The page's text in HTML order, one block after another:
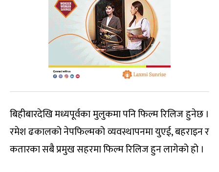
बिहीबारदेखि मध्यपूर्वका मुलुकमा पनि फिल्म रिलिज हुनेछ ।
रमेश ढकालको नेपफिल्मको व्यवस्थापनमा युएई, बहराइन र
कतारका सबै प्रमुख सहरमा फिल्म रिलिज हुन लागेको हो ।